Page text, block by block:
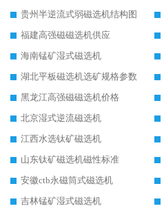
贵州半逆流式弱磁选机结构图
福建高强磁磁选机供应
海南锰矿湿式磁选机
湖北平板磁选机选矿规格参数
黑龙江高强磁磁选机价格
北京湿式逆流磁选机
江西水选钛矿磁选机
山东钛矿磁选机磁性标准
安徽ctb永磁筒式磁选机
吉林锰矿湿式磁选机